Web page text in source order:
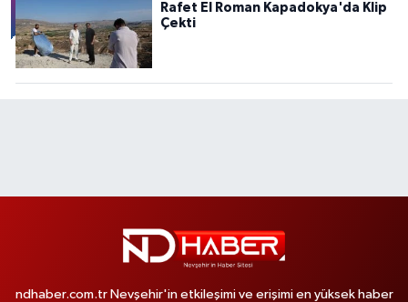
Rafet El Roman Kapadokya'da Klip
Çekti
ndhaber.com.tr Nevşehir'in etkileşimi ve erişimi en yüksek haber